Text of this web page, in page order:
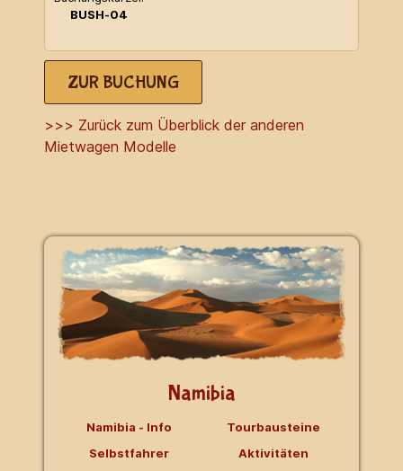
BUSH-04
ZUR BUCHUNG
>>> Zurück zum Überblick der anderen
Mietwagen Modelle
Namibia
Namibia - Info
Selbstfahrer
Tourbausteine
Aktivitäten